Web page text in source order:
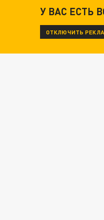
У ВАС ЕСТЬ
ОТКЛЮЧИТЬ